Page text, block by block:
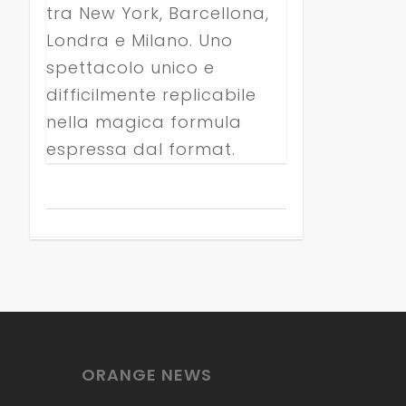
tra New York, Barcellona,
Londra e Milano. Uno
spettacolo unico e
difficilmente replicabile
nella magica formula
espressa dal format.
ORANGE NEWS